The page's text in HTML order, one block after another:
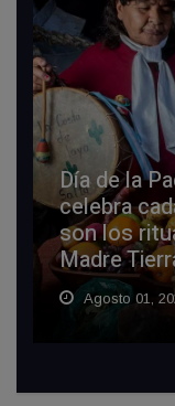
Día de la
celebra
son los
Madre
Agosto 01,